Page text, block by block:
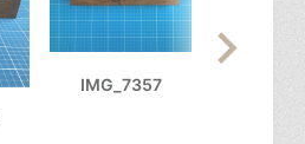
IMG_7357